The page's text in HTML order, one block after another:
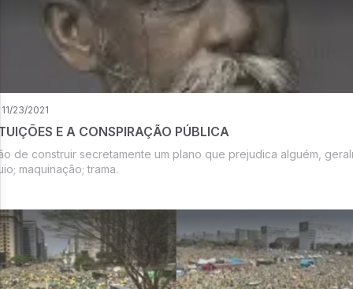
11/23/2021
E A CONSPIRAÇÃO PÚBLICA
de construir secretamente um plano que prejudica alguém,
maquinação; trama.